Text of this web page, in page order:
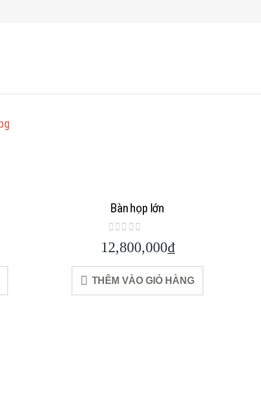
Bàn họp lớn
0out of 5
12,800,000₫
THÊM VÀO GIỎ HÀNG